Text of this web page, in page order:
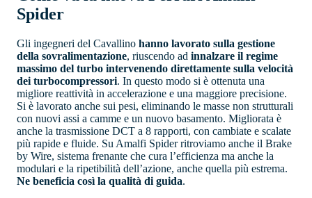
Spider
Gli ingegneri del Cavallino hanno lavorato sulla gestione
della sovralimentazione, riuscendo ad innalzare il regime
massimo del turbo intervenendo direttamente sulla velocità
dei turbocompressori. In questo modo si è ottenuta una
migliore reattività in accelerazione e una maggiore precisione.
Si è lavorato anche sui pesi, eliminando le masse non strutturali
con nuovi assi a camme e un nuovo basamento. Migliorata è
anche la trasmissione DCT a 8 rapporti, con cambiate e scalate
più rapide e fluide. Su Amalfi Spider ritroviamo anche il Brake
by Wire, sistema frenante che cura l’efficienza ma anche la
modulari e la ripetibilità dell’azione, anche quella più estrema.
Ne beneficia così la qualità di guida.